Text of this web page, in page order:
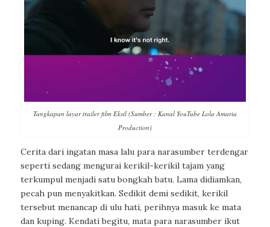
Tangkapan layar trailer film Eksil (Sumber : Kanal YouTube Lola Amaria
Production)
Cerita dari ingatan masa lalu para narasumber terdengar
seperti sedang mengurai kerikil-kerikil tajam yang
terkumpul menjadi satu bongkah batu. Lama didiamkan,
pecah pun menyakitkan. Sedikit demi sedikit, kerikil
tersebut menancap di ulu hati, perihnya masuk ke mata
dan kuping. Kendati begitu, mata para narasumber ikut